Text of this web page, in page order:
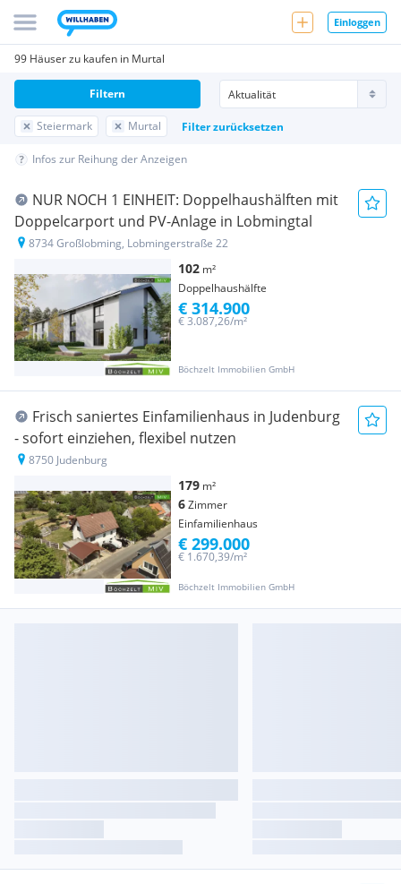
Einloggen
99 Häuser zu kaufen in Murtal
Steiermark Murtal Filter zurücksetzen
Filtern
Infos zur Reihung der Anzeigen
NUR NOCH 1 EINHEIT: Doppelhaushälften mit
Doppelcarport und PV-Anlage in Lobmingtal
8734 Großlobming, Lobmingerstraße 22
102 m²
Doppelhaushälfte
Böchzelt Immobilien GmbH
€ 3.087,26/m²
€ 314.900
Frisch saniertes Einfamilienhaus in Judenburg
- sofort einziehen, flexibel nutzen
8750 Judenburg
179 m²
6Zimmer
Einfamilienhaus
Böchzelt Immobilien GmbH
€ 1.670,39/m²
€ 299.000